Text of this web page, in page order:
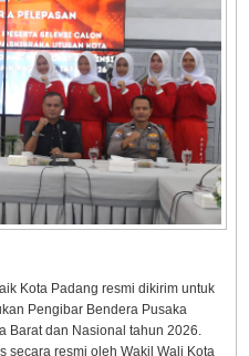
Kota Padang resmi dikirim untuk
Pengibar Bendera Pusaka
Barat dan Nasional tahun 2026.
secara resmi oleh Wakil Wali Kota